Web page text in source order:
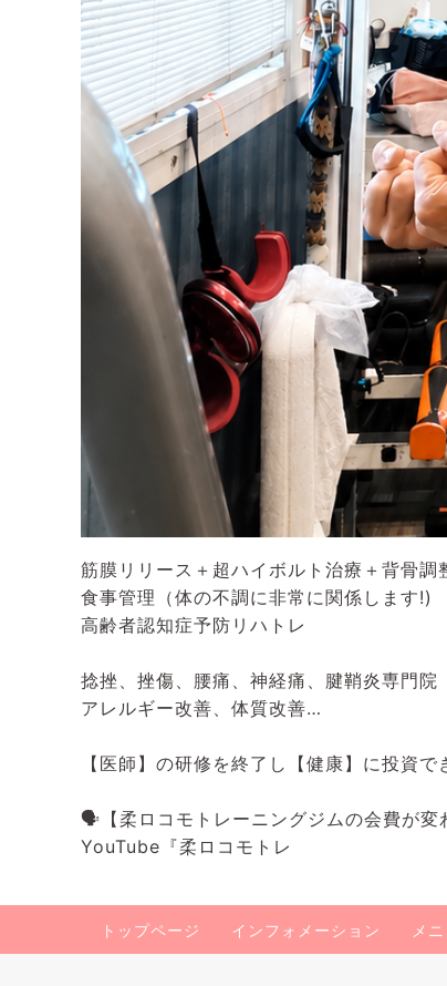
筋膜リリース＋超ハイボルト治療＋背骨
食事管理（体の不調に非常に関係します!)
高齢者認知症予防リハトレ
捻挫、挫傷、腰痛、神経痛、腱鞘炎専門院
アレルギー改善、体質改善…
【医師】の研修を終了し【健康】に投資
🗣️【柔ロコモトレーニングジムの会費が変
YouTube『柔ロコモトレ
トップページ インフォメーション メ